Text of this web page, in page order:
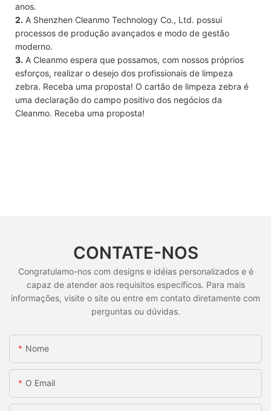
anos.
2. A Shenzhen Cleanmo Technology Co., Ltd. possui
processos de produção avançados e modo de gestão
moderno.
3. A Cleanmo espera que possamos, com nossos próprios
esforços, realizar o desejo dos profissionais de limpeza
zebra. Receba uma proposta! O cartão de limpeza zebra é
uma declaração do campo positivo dos negócios da
Cleanmo. Receba uma proposta!
CONTATE-NOS
Congratulamo-nos com designs e idéias personalizados e é
capaz de atender aos requisitos específicos. Para mais
informações, visite o site ou entre em contato diretamente com
perguntas ou dúvidas.
Nome
O Email